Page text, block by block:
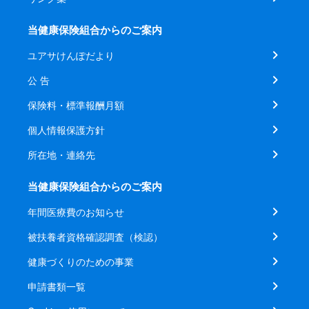
当健康保険組合からのご案内
ユアサけんぽだより
公 告
保険料・標準報酬月額
個人情報保護方針
所在地・連絡先
当健康保険組合からのご案内
年間医療費のお知らせ
被扶養者資格確認調査（検認）
健康づくりのための事業
申請書類一覧